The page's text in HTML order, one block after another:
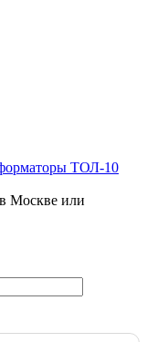
ТОЛ-10
в Москве или